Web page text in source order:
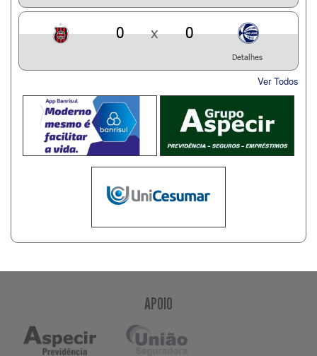
0 x 0
Detalhes
Ver Todos
APOIO